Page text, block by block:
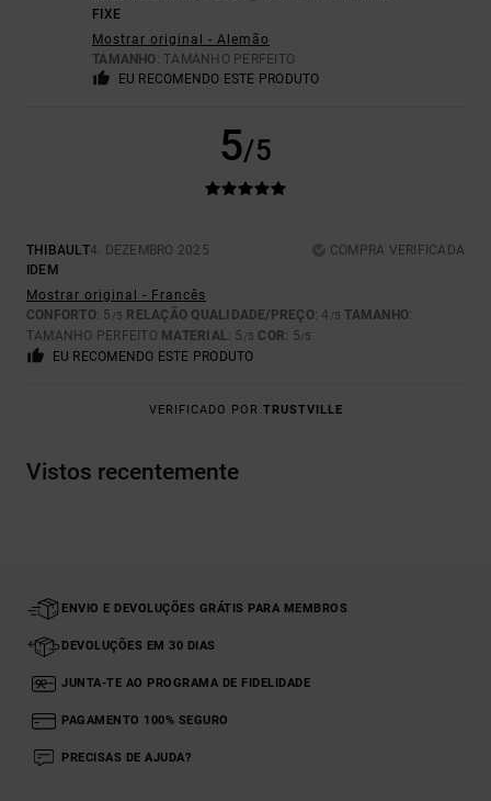
FIXE
Mostrar original - Alemão
TAMANHO: TAMANHO PERFEITO
EU RECOMENDO ESTE PRODUTO
5/5
THIBAULT4. DEZEMBRO 2025
COMPRA VERIFICADA
IDEM
Mostrar original - Francês
CONFORTO: 5 /5 RELAÇÃO QUALIDADE/PREÇO: 4 /5 TAMANHO:
TAMANHO PERFEITO MATERIAL: 5 /5 COR: 5/5
EU RECOMENDO ESTE PRODUTO
VERIFICADO POR TRUSTVILLE
Vistos recentemente
ENVIO E DEVOLUÇÕES GRÁTIS PARA MEMBROS
DEVOLUÇÕES EM 30 DIAS
JUNTA-TE AO PROGRAMA DE FIDELIDADE
PAGAMENTO 100% SEGURO
PRECISAS DE AJUDA?